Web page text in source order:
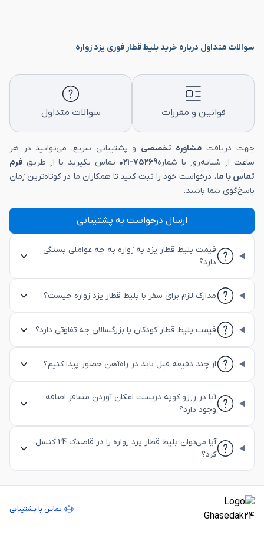
سوالات متداول درباره خرید بلیط قطار فوری یزد زواره
قوانین و مقررات سوالات متداول
جهت دریافت مشاوره تخصصی و پشتیبانی سریع، می‌توانید در هر
ساعت از شبانه‌روز با شماره75269-021 تماس بگیرید یا از طریق فرم
تماس با ما، درخواست خود را ثبت کنید تا همکاران ما در کوتاه‌ترین زمان
پاسخ‌گوی شما باشند.
ارسال درخواست به پشتیبانی
قیمت بلیط قطار یزد به زواره به چه عواملی بستگی
دارد؟
مدارک لازم برای سفر با بلیط قطار یزد زواره چیست؟
قیمت بلیط قطار کودکان با بزرگسالان چه تفاوتی دارد؟
از چند دقیقه قبل باید در راه‌آهن حضور پیدا کنیم؟
آیا در رزرو کوپه دربست امکان آوردن مسافر اضافه
وجود دارد؟
آیا می‌توان بلیط قطار یزد زواره را در قاصدک 24 کنسل
کرد؟
تماس با پشتیبانی